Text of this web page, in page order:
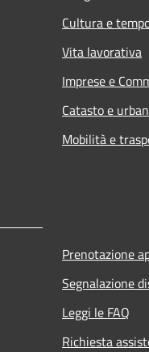
Cultura e
Vita lavorativa
Imprese e
Catasto e
Mobilità e
Prenotazione
Segnalazione
Leggi le FAQ
Richiesta